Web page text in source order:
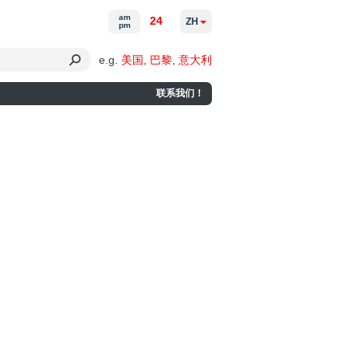
e.g. 美国 巴黎 意大利
联系我们！
am
pm
24 ZH